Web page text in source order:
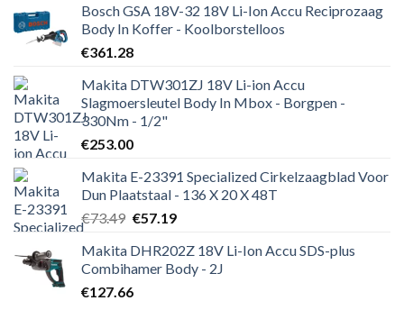
Bosch GSA 18V-32 18V Li-Ion Accu Reciprozaag
Body In Koffer - Koolborstelloos
€361.28
Makita DTW301ZJ 18V Li-ion Accu
Slagmoersleutel Body In Mbox - Borgpen -
330Nm - 1/2"
€253.00
Makita E-23391 Specialized Cirkelzaagblad Voor
Dun Plaatstaal - 136 X 20 X 48T
€73.49 Oorspronkelijke
was:
€73.49.
€57.19Huidige
is:
€57.19.
Makita DHR202Z 18V Li-Ion Accu SDS-plus
Combihamer Body - 2J
€127.66